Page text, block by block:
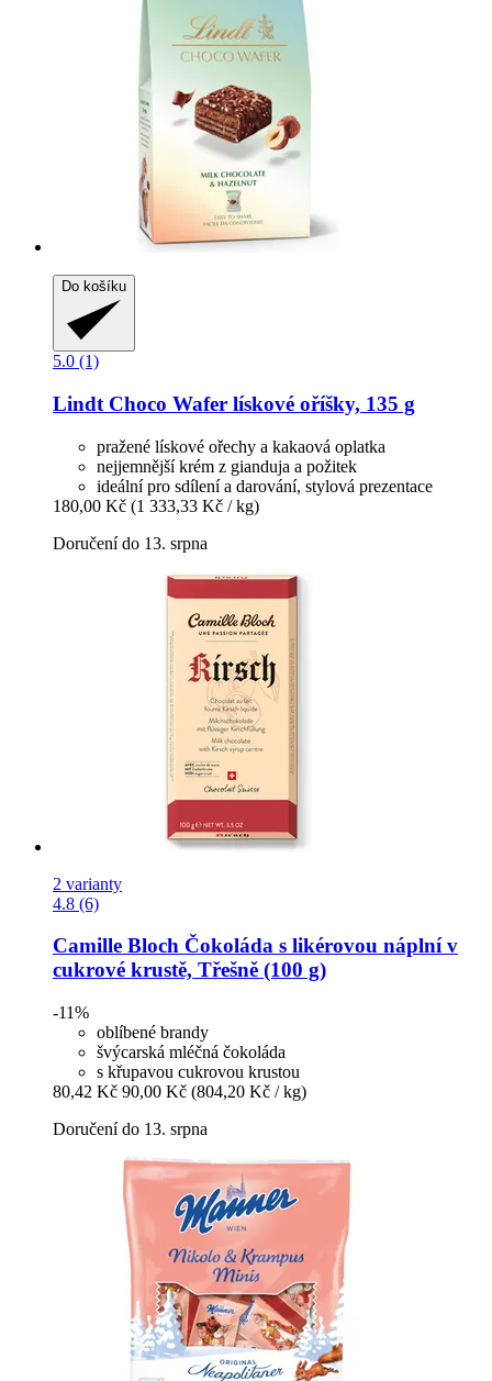
Do košíku
5.0 (1)
Lindt Choco Wafer lískové oříšky, 135 g
pražené lískové ořechy a kakaová oplatka
nejjemnější krém z gianduja a požitek
ideální pro sdílení a darování, stylová prezentace
180,00 Kč (1 333,33 Kč / kg)
Doručení do 13. srpna
2 varianty
4.8 (6)
Camille Bloch Čokoláda s likérovou náplní v
cukrové krustě, Třešně (100 g)
-11%
oblíbené brandy
švýcarská mléčná čokoláda
s křupavou cukrovou krustou
80,42 Kč 90,00 Kč (804,20 Kč / kg)
Doručení do 13. srpna